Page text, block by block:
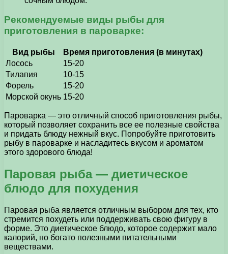
Рекомендуемые виды рыбы для
приготовления в пароварке:
Вид рыбы
Время приготовления (в минутах)
Лосось
15-20
Тилапия
10-15
Форель
15-20
Морской окунь 15-20
Пароварка — это отличный способ приготовления рыбы,
который позволяет сохранить все ее полезные свойства
и придать блюду нежный вкус. Попробуйте приготовить
рыбу в пароварке и насладитесь вкусом и ароматом
этого здорового блюда!
Паровая рыба — диетическое
блюдо для похудения
Паровая рыба является отличным выбором для тех, кто
стремится похудеть или поддерживать свою фигуру в
форме. Это диетическое блюдо, которое содержит мало
калорий, но богато полезными питательными
веществами.